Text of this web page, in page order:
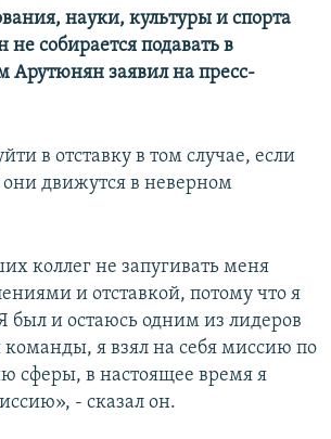
науки, культуры и спорта
собирается подавать в
Арутюнян заявил на пресс-
в отставку в том случае, если
они движутся в неверном
коллег не запугивать меня
и отставкой, потому что я
был и остаюсь одним из лидеров
я взял на себя миссию по
сферы, в настоящее время я
- сказал он.